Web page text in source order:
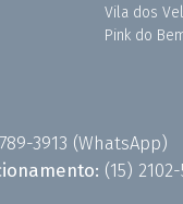
Vila dos
Pink do
3913 (WhatsApp)
(15)